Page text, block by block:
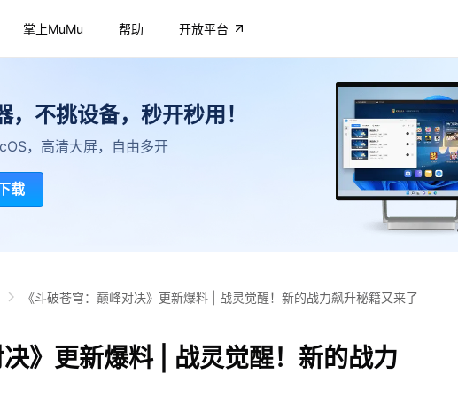
掌上MuMu 帮助 开放平台
不挑设备，秒开秒用！
，高清大屏，自由多开
载
《斗破苍穹：巅峰对决》更新爆料 | 战灵觉醒！新的战力飙升秘籍又来了
决》更新爆料 | 战灵觉醒！新的战力